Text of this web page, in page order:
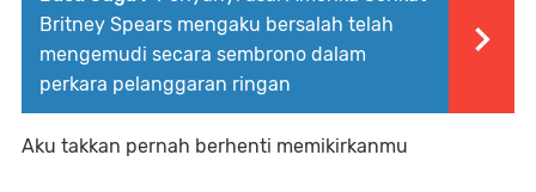
Britney Spears mengaku bersalah telah
mengemudi secara sembrono dalam
perkara pelanggaran ringan
Aku takkan pernah berhenti memikirkanmu